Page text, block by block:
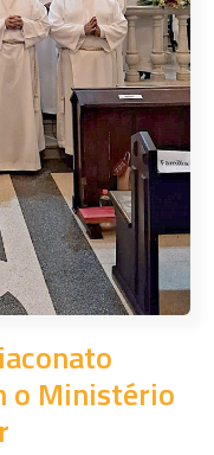
o Ministério